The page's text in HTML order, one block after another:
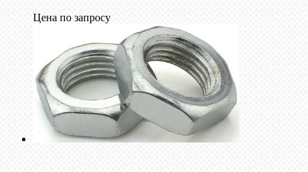
Цена по запросу